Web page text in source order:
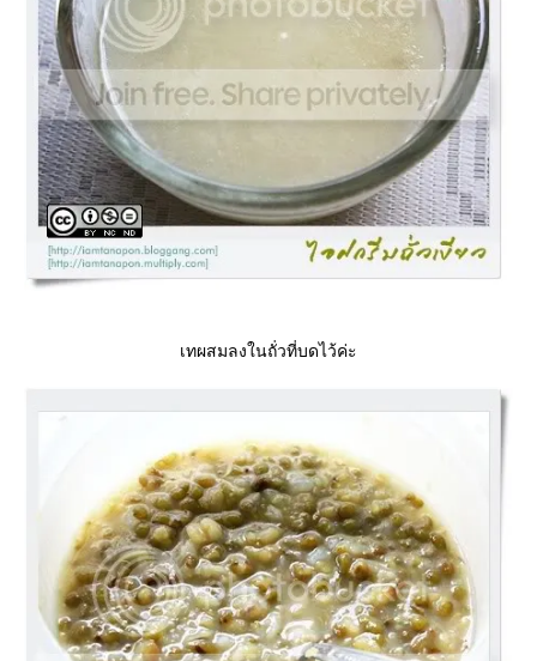
เทผสมลงในถั่วที่บดไว้ค่ะ